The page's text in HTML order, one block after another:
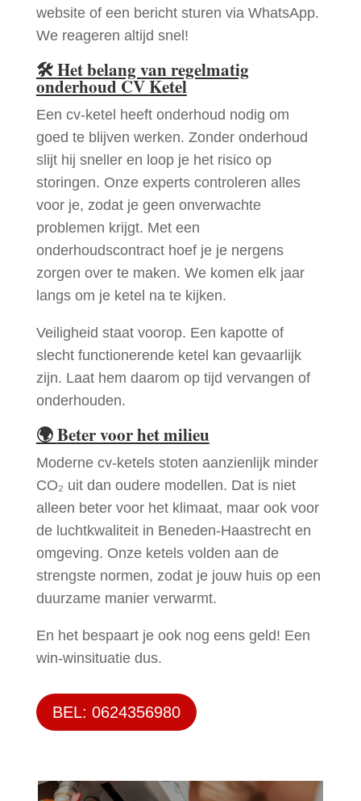
website of een bericht sturen via WhatsApp.
We reageren altijd snel!
🛠Het belang van regelmatig
onderhoud CV Ketel
Een cv-ketel heeft onderhoud nodig om
goed te blijven werken. Zonder onderhoud
slijt hij sneller en loop je het risico op
storingen. Onze experts controleren alles
voor je, zodat je geen onverwachte
problemen krijgt. Met een
onderhoudscontract hoef je je nergens
zorgen over te maken. We komen elk jaar
langs om je ketel na te kijken.
Veiligheid staat voorop. Een kapotte of
slecht functionerende ketel kan gevaarlijk
zijn. Laat hem daarom op tijd vervangen of
onderhouden.
🌍Beter voor het milieu
Moderne cv-ketels stoten aanzienlijk minder
CO₂ uit dan oudere modellen. Dat is niet
alleen beter voor het klimaat, maar ook voor
de luchtkwaliteit in Beneden-Haastrecht en
omgeving. Onze ketels volden aan de
strengste normen, zodat je jouw huis op een
duurzame manier verwarmt.
En het bespaart je ook nog eens geld! Een
win-winsituatie dus.
BEL: 0624356980